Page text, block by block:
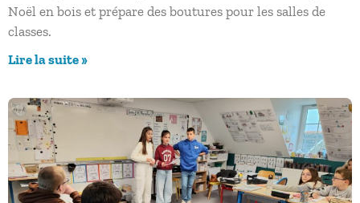
Noël en bois et prépare des boutures pour les salles de
classes.
Lire la suite »